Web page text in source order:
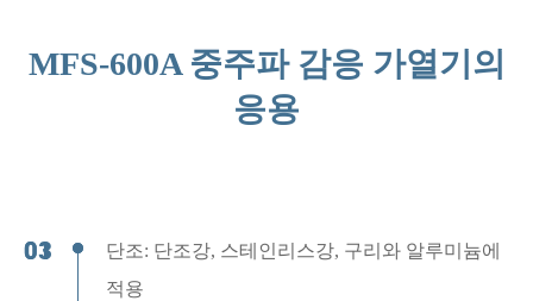
MFS-600A 중주파 감응 가열기의
응용
단조: 단조강, 스테인리스강, 구리와 알루미늄에
적용